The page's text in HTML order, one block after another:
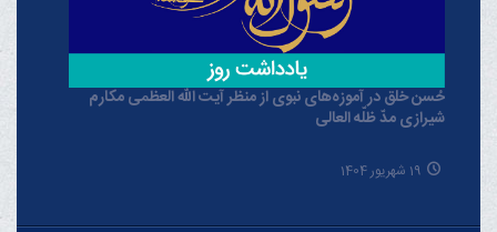
حُسن خلق در آموزه‌های نبوی از منظر آیت الله العظمی مکارم
شیرازی مدّ ظلّه العالی
19 شهریور 1404